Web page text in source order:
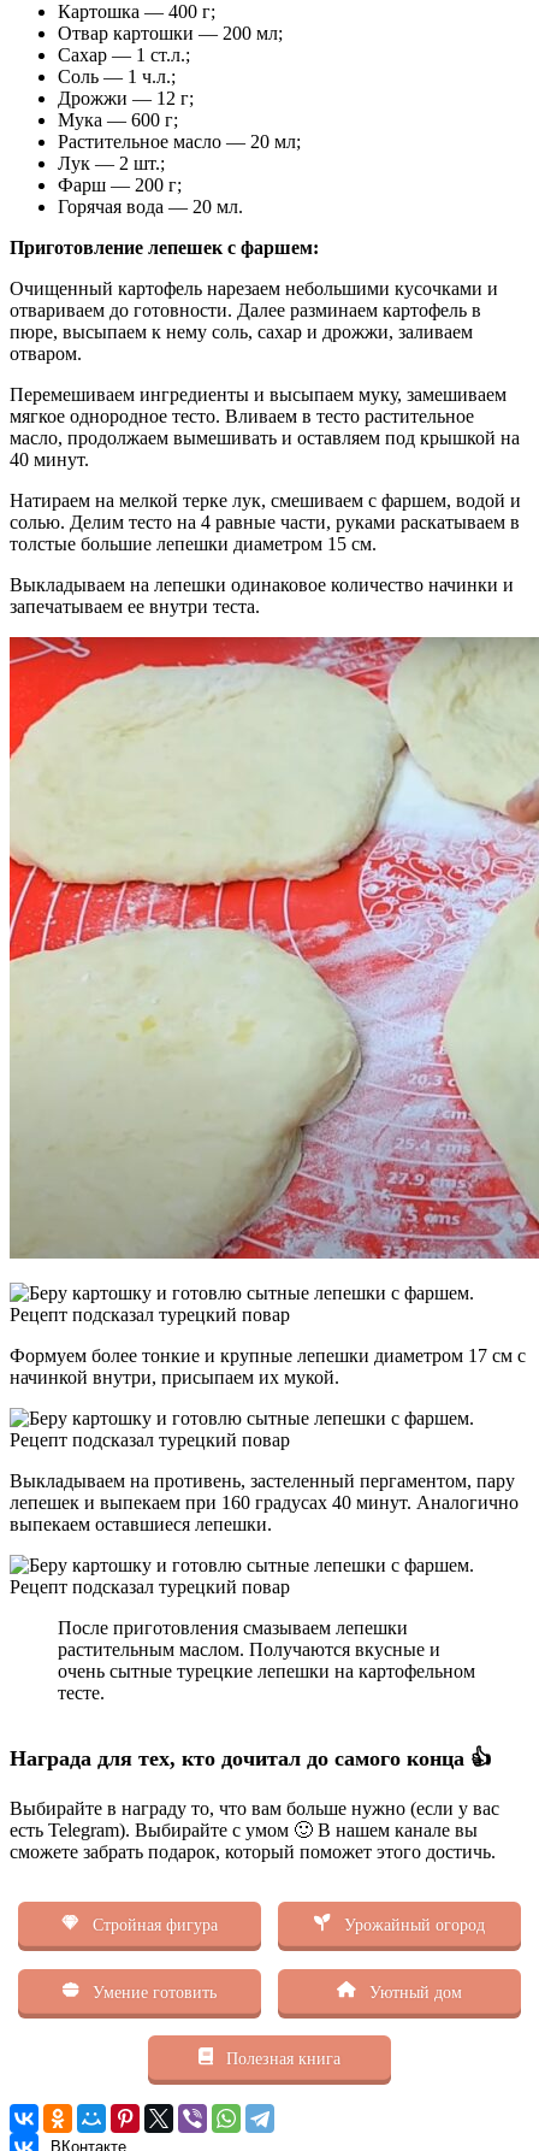
Картошка — 400 г;
Отвар картошки — 200 мл;
Сахар — 1 ст.л.;
Соль — 1 ч.л.;
Дрожжи — 12 г;
Мука — 600 г;
Растительное масло — 20 мл;
Лук — 2 шт.;
Фарш — 200 г;
Горячая вода — 20 мл.
Приготовление лепешек с фаршем:
Очищенный картофель нарезаем небольшими кусочками и
отвариваем до готовности. Далее разминаем картофель в
пюре, высыпаем к нему соль, сахар и дрожжи, заливаем
отваром.
Перемешиваем ингредиенты и высыпаем муку, замешиваем
мягкое однородное тесто. Вливаем в тесто растительное
масло, продолжаем вымешивать и оставляем под крышкой на
40 минут.
Натираем на мелкой терке лук, смешиваем с фаршем, водой и
солью. Делим тесто на 4 равные части, руками раскатываем в
толстые большие лепешки диаметром 15 см.
Выкладываем на лепешки одинаковое количество начинки и
запечатываем ее внутри теста.
Формуем более тонкие и крупные лепешки диаметром 17 см с
начинкой внутри, присыпаем их мукой.
Выкладываем на противень, застеленный пергаментом, пару
лепешек и выпекаем при 160 градусах 40 минут. Аналогично
выпекаем оставшиеся лепешки.
После приготовления смазываем лепешки
растительным маслом. Получаются вкусные и
очень сытные турецкие лепешки на картофельном
тесте.
Награда для тех, кто дочитал до самого конца 👍
Выбирайте в награду то, что вам больше нужно (если у вас
есть Telegram). Выбирайте с умом 🙂 В нашем канале вы
сможете забрать подарок, который поможет этого достичь.
Стройная фигура Урожайный огород
Умение готовить Уютный дом
Полезная книга
ВКонтакте